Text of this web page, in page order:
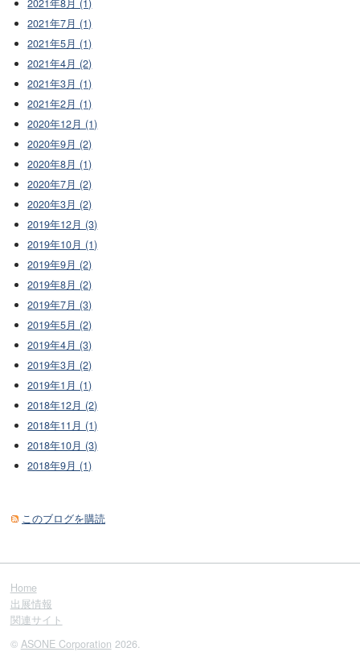
2021年8月 (1)
2021年7月 (1)
2021年5月 (1)
2021年4月 (2)
2021年3月 (1)
2021年2月 (1)
2020年12月 (1)
2020年9月 (2)
2020年8月 (1)
2020年7月 (2)
2020年3月 (2)
2019年12月 (3)
2019年10月 (1)
2019年9月 (2)
2019年8月 (2)
2019年7月 (3)
2019年5月 (2)
2019年4月 (3)
2019年3月 (2)
2019年1月 (1)
2018年12月 (2)
2018年11月 (1)
2018年10月 (3)
2018年9月 (1)
このブログを購読
Home
出展情報
関連サイト
© ASONE Corporation 2026.